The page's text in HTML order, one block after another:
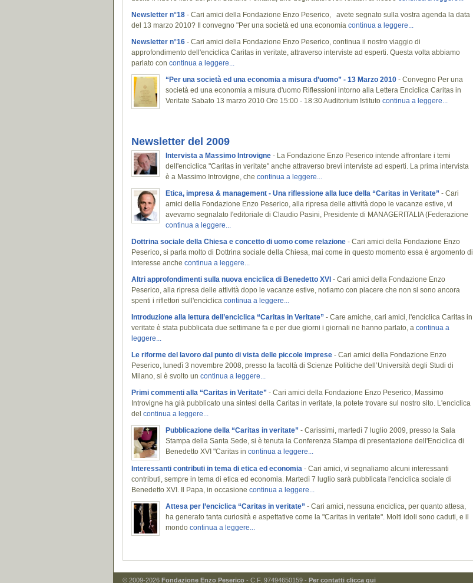
Newsletter n°18 - Cari amici della Fondazione Enzo Peserico, avete segnato sulla vostra agenda la data
del 13 marzo 2010? Il convegno "Per una società ed una economia continua a leggere...
Newsletter n°16 - Cari amici della Fondazione Enzo Peserico, continua il nostro viaggio di
approfondimento dell'enciclica Caritas in veritate, attraverso interviste ad esperti. Questa volta abbiamo
parlato con continua a leggere...
“Per una società ed una economia a misura d’uomo” - 13 Marzo 2010 - Convegno Per una
società ed una economia a misura d'uomo Riflessioni intorno alla Lettera Enciclica Caritas in
Veritate Sabato 13 marzo 2010 Ore 15:00 - 18:30 Auditorium Istituto continua a leggere...
Newsletter del 2009
Intervista a Massimo Introvigne - La Fondazione Enzo Peserico intende affrontare i temi
dell'enciclica "Caritas in veritate" anche attraverso brevi interviste ad esperti. La prima intervista
è a Massimo Introvigne, che continua a leggere...
Etica, impresa & management - Una riflessione alla luce della “Caritas in Veritate” - Cari
amici della Fondazione Enzo Peserico, alla ripresa delle attività dopo le vacanze estive, vi
avevamo segnalato l'editoriale di Claudio Pasini, Presidente di MANAGERITALIA (Federazione
continua a leggere...
Dottrina sociale della Chiesa e concetto di uomo come relazione - Cari amici della Fondazione Enzo
Peserico, si parla molto di Dottrina sociale della Chiesa, mai come in questo momento essa è argomento di
interesse anche continua a leggere...
Altri approfondimenti sulla nuova enciclica di Benedetto XVI - Cari amici della Fondazione Enzo
Peserico, alla ripresa delle attività dopo le vacanze estive, notiamo con piacere che non si sono ancora
spenti i riflettori sull'enciclica continua a leggere...
Introduzione alla lettura dell’enciclica “Caritas in Veritate” - Care amiche, cari amici, l'enciclica Caritas in
veritate è stata pubblicata due settimane fa e per due giorni i giornali ne hanno parlato, a continua a
leggere...
Le riforme del lavoro dal punto di vista delle piccole imprese - Cari amici della Fondazione Enzo
Peserico, lunedì 3 novembre 2008, presso la facoltà di Scienze Politiche dell’Università degli Studi di
Milano, si è svolto un continua a leggere...
Primi commenti alla “Caritas in Veritate” - Cari amici della Fondazione Enzo Peserico, Massimo
Introvigne ha già pubblicato una sintesi della Caritas in veritate, la potete trovare sul nostro sito. L'enciclica
del continua a leggere...
Pubblicazione della “Caritas in veritate” - Carissimi, martedì 7 luglio 2009, presso la Sala
Stampa della Santa Sede, si è tenuta la Conferenza Stampa di presentazione dell'Enciclica di
Benedetto XVI "Caritas in continua a leggere...
Interessanti contributi in tema di etica ed economia - Cari amici, vi segnaliamo alcuni interessanti
contributi, sempre in tema di etica ed economia. Martedì 7 luglio sarà pubblicata l'enciclica sociale di
Benedetto XVI. Il Papa, in occasione continua a leggere...
Attesa per l’enciclica “Caritas in veritate” - Cari amici, nessuna enciclica, per quanto attesa,
ha generato tanta curiosità e aspettative come la "Caritas in veritate". Molti idoli sono caduti, e il
mondo continua a leggere...
© 2009-2026 Fondazione Enzo Peserico - C.F. 97494650159 - Per contatti clicca qui